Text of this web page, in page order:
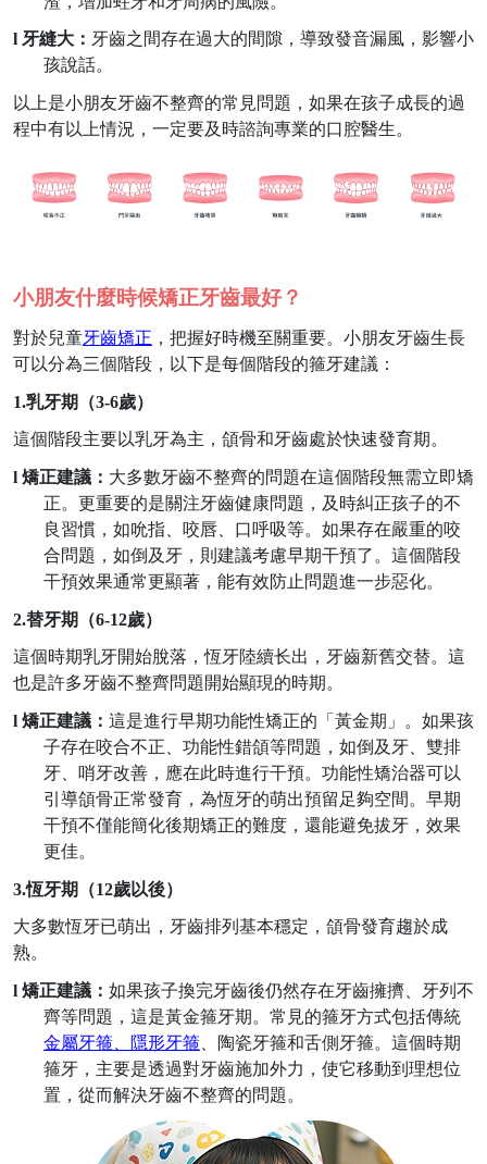
l 牙縫大： 牙齒之間存在過大的間隙，導致發音漏風，影響小
孩說話。
以上是小朋友牙齒不整齊的常見問題，如果在孩子成長的過
程中有以上情況，一定要及時諮詢專業的口腔醫生。
小朋友什麼時候矯正牙齒最好？
對於兒童牙齒矯正 ，把握好時機至關重要。小朋友牙齒生長
可以分為三個階段，以下是每個階段的箍牙建議：
1.乳牙期（3-6歲）
這個階段主要以乳牙為主，頜骨和牙齒處於快速發育期。
l 矯正建議： 大多數牙齒不整齊的問題在這個階段無需立即矯
正。更重要的是關注牙齒健康問題，及時糾正孩子的不
良習慣，如吮指、咬唇、口呼吸等。如果存在嚴重的咬
合問題，如倒及牙，則建議考慮早期干預了。這個階段
干預效果通常更顯著，能有效防止問題進一步惡化。
2.替牙期（6-12歲）
這個時期乳牙開始脫落，恆牙陸續长出，牙齒新舊交替。這
也是許多牙齒不整齊問題開始顯現的時期。
l 矯正建議： 這是進行早期功能性矯正的「黃金期」。如果孩
子存在咬合不正、功能性錯頜等問題，如倒及牙、雙排
牙、哨牙改善，應在此時進行干預。功能性矯治器可以
引導頜骨正常發育，為恆牙的萌出預留足夠空間。早期
干預不僅能簡化後期矯正的難度，還能避免拔牙，效果
更佳。
3.恆牙期（12歲以後）
大多數恆牙已萌出，牙齒排列基本穩定，頜骨發育趨於成
熟。
l 矯正建議： 如果孩子換完牙齒後仍然存在牙齒擁擠、牙列不
齊等問題，這是黃金箍牙期。常見的箍牙方式包括傳統
金屬牙箍 、隱形牙箍 、陶瓷牙箍和舌側 牙箍。這個時期
箍牙，主要是透過對牙齒施加外力，使它移動到理想位
置，從而解決牙齒不整齊的問題。